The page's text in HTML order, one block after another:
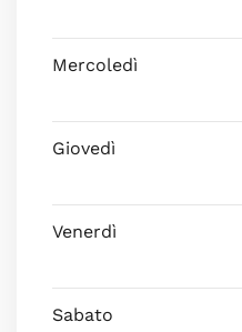
Mercoledì
Giovedì
Venerdì
Sabato